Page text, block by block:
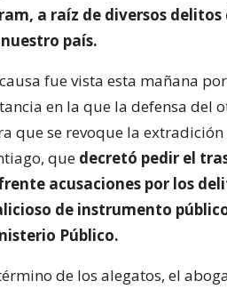
a raíz de diversos
país.
fue vista esta mañana
en la que la defensa del
que se revoque la
que decretó pedir el
acusaciones por los
de instrumento
Público.
de los alegatos, el